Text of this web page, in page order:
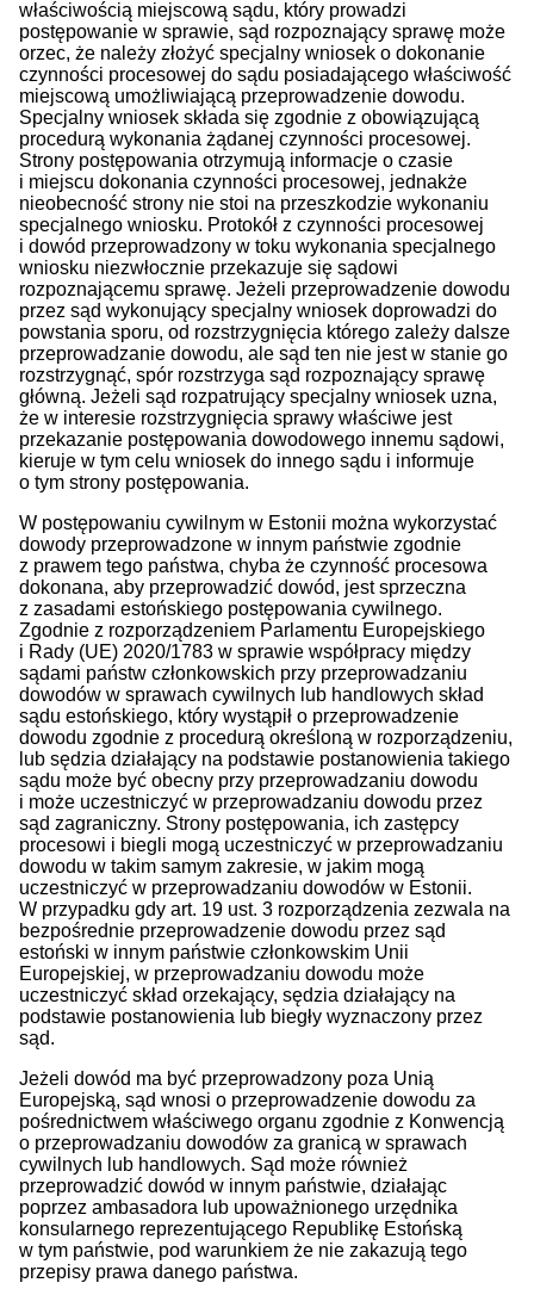
właściwością miejscową sądu, który prowadzi
postępowanie w sprawie, sąd rozpoznający sprawę może
orzec, że należy złożyć specjalny wniosek o dokonanie
czynności procesowej do sądu posiadającego właściwość
miejscową umożliwiającą przeprowadzenie dowodu.
Specjalny wniosek składa się zgodnie z obowiązującą
procedurą wykonania żądanej czynności procesowej.
Strony postępowania otrzymują informacje o czasie
i miejscu dokonania czynności procesowej, jednakże
nieobecność strony nie stoi na przeszkodzie wykonaniu
specjalnego wniosku. Protokół z czynności procesowej
i dowód przeprowadzony w toku wykonania specjalnego
wniosku niezwłocznie przekazuje się sądowi
rozpoznającemu sprawę. Jeżeli przeprowadzenie dowodu
przez sąd wykonujący specjalny wniosek doprowadzi do
powstania sporu, od rozstrzygnięcia którego zależy dalsze
przeprowadzanie dowodu, ale sąd ten nie jest w stanie go
rozstrzygnąć, spór rozstrzyga sąd rozpoznający sprawę
główną. Jeżeli sąd rozpatrujący specjalny wniosek uzna,
że w interesie rozstrzygnięcia sprawy właściwe jest
przekazanie postępowania dowodowego innemu sądowi,
kieruje w tym celu wniosek do innego sądu i informuje
o tym strony postępowania.
W postępowaniu cywilnym w Estonii można wykorzystać
dowody przeprowadzone w innym państwie zgodnie
z prawem tego państwa, chyba że czynność procesowa
dokonana, aby przeprowadzić dowód, jest sprzeczna
z zasadami estońskiego postępowania cywilnego.
Zgodnie z rozporządzeniem Parlamentu Europejskiego
i Rady (UE) 2020/1783 w sprawie współpracy między
sądami państw członkowskich przy przeprowadzaniu
dowodów w sprawach cywilnych lub handlowych skład
sądu estońskiego, który wystąpił o przeprowadzenie
dowodu zgodnie z procedurą określoną w rozporządzeniu,
lub sędzia działający na podstawie postanowienia takiego
sądu może być obecny przy przeprowadzaniu dowodu
i może uczestniczyć w przeprowadzaniu dowodu przez
sąd zagraniczny. Strony postępowania, ich zastępcy
procesowi i biegli mogą uczestniczyć w przeprowadzaniu
dowodu w takim samym zakresie, w jakim mogą
uczestniczyć w przeprowadzaniu dowodów w Estonii.
W przypadku gdy art. 19 ust. 3 rozporządzenia zezwala na
bezpośrednie przeprowadzenie dowodu przez sąd
estoński w innym państwie członkowskim Unii
Europejskiej, w przeprowadzaniu dowodu może
uczestniczyć skład orzekający, sędzia działający na
podstawie postanowienia lub biegły wyznaczony przez
sąd.
Jeżeli dowód ma być przeprowadzony poza Unią
Europejską, sąd wnosi o przeprowadzenie dowodu za
pośrednictwem właściwego organu zgodnie z Konwencją
o przeprowadzaniu dowodów za granicą w sprawach
cywilnych lub handlowych. Sąd może również
przeprowadzić dowód w innym państwie, działając
poprzez ambasadora lub upoważnionego urzędnika
konsularnego reprezentującego Republikę Estońską
w tym państwie, pod warunkiem że nie zakazują tego
przepisy prawa danego państwa.